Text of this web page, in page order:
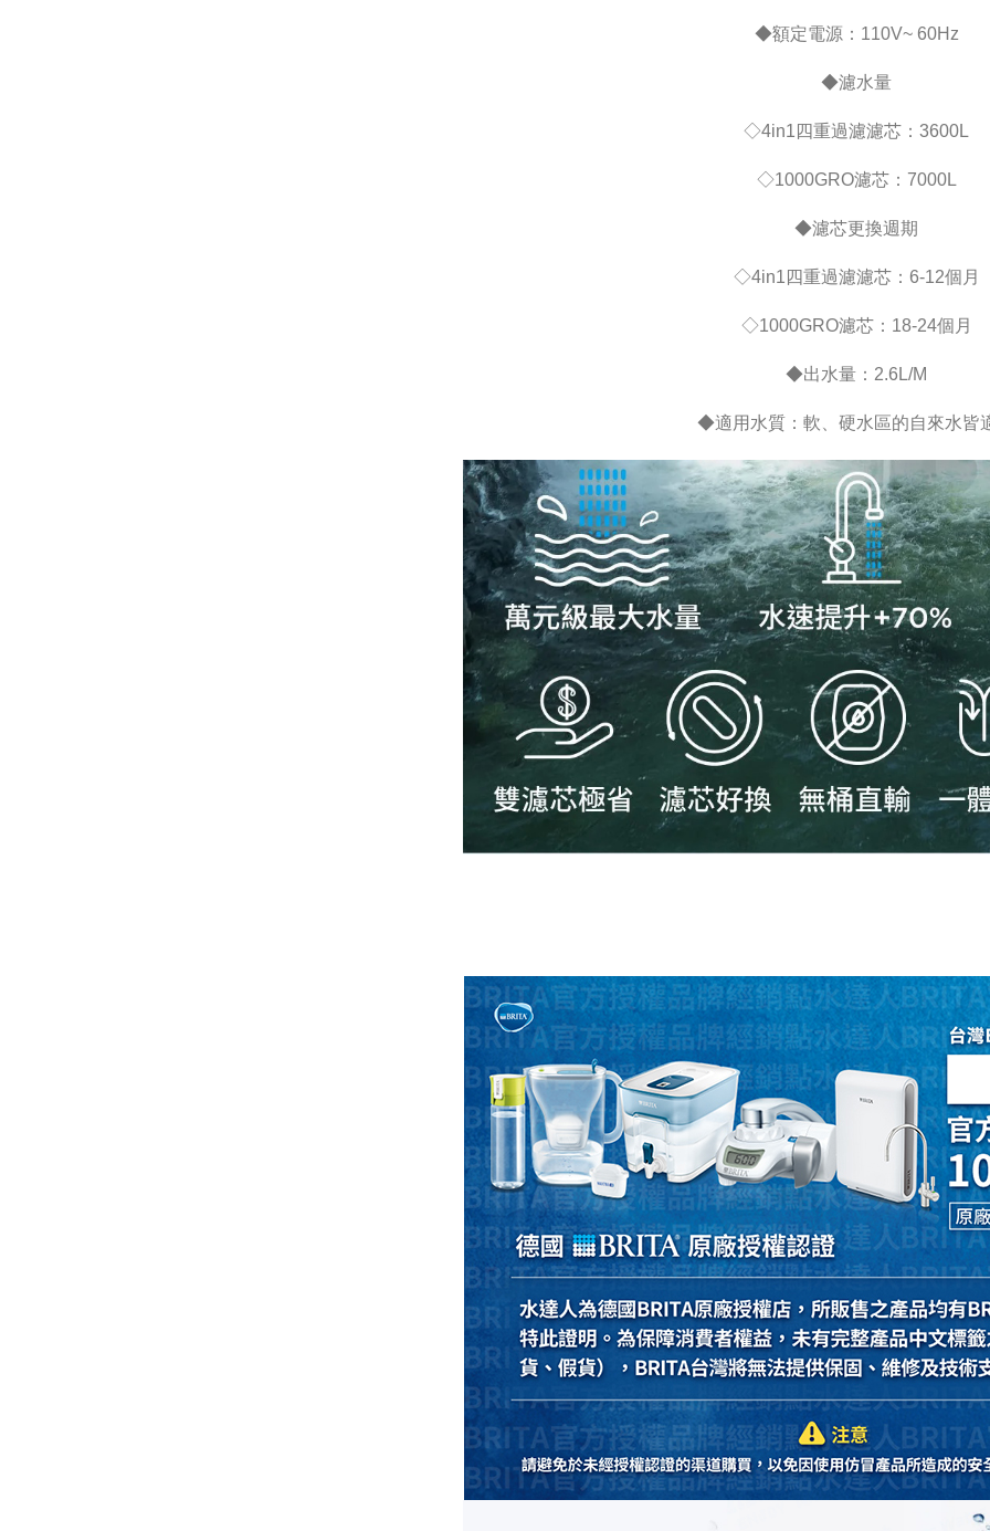
◆額定電源：110V~ 60Hz
◆濾水量
◇4in1四重過濾濾芯：3600L
◇1000GRO濾芯：7000L
◆濾芯更換週期
◇4in1四重過濾濾芯：6-12個月
◇1000GRO濾芯：18-24個月
◆出水量：2.6L/M
◆適用水質：軟、硬水區的自來水皆